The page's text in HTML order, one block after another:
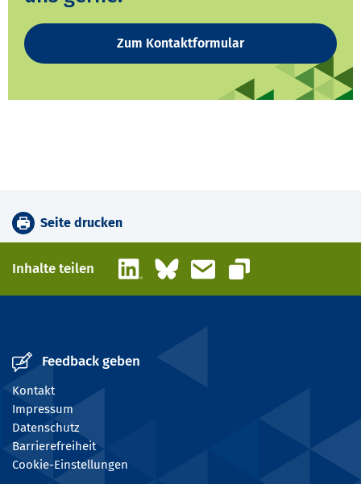
Zum Kontaktformular
Seite drucken
Inhalte teilen LinkedInBlueskyE-Mail
Link kopieren
Feedback geben
Kontakt
Impressum
Datenschutz
Barrierefreiheit
Cookie-Einstellungen